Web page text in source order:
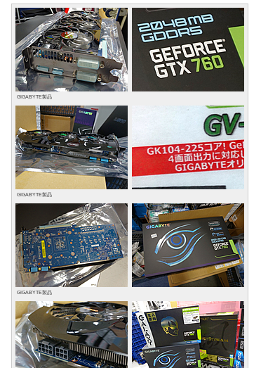
GIGABYTE製品
GIGABYTE製品
GIGABYTE製品